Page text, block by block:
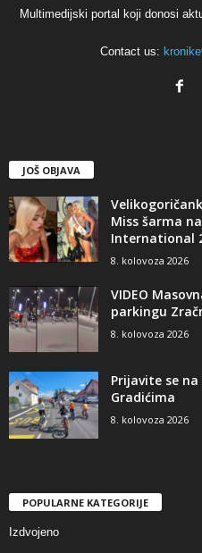
Multimedijski portal koji donosi
Contact us:
JOŠ OBJAVA
Miss šarma
International
8. kolovoza 2026
VIDEO
parkingu
8. kolovoza 2026
Prijavite se
Gradićima
8. kolovoza 2026
POPULARNE KATEGORIJE
Izdvojeno